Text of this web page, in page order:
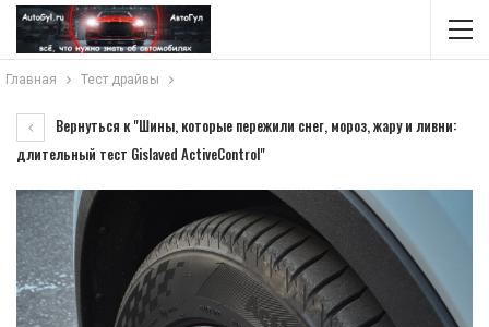
Главная Тест драйвы
Вернуться к "Шины, которые пережили снег, мороз, жару и ливни:
длительный тест Gislaved ActiveControl"